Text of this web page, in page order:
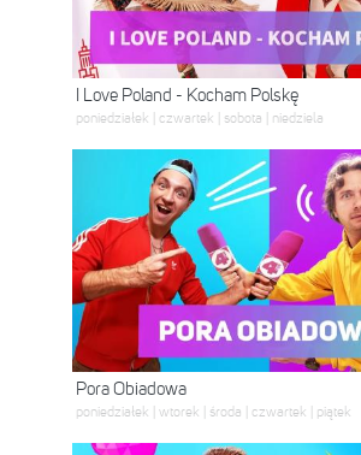
I Love Poland - Kocham Polskę
poniedziałek | czwartek | sobota | niedziela
Pora Obiadowa
poniedziałek | wtorek | środa | czwartek | piątek